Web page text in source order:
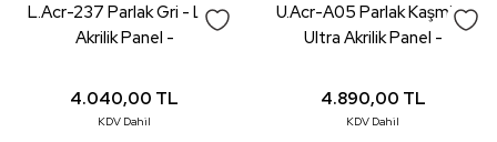
Ürün resmi kalitesiz, bozuk veya görüntülenemiyor.
Ürün bilgilerinde hatalar bulunuyor.
Ürün fiyatı diğer sitelerden daha pahalı.
L.Acr-237 Parlak Gri - Lux
Akrilik Panel -
4.040,00 TL
KDV Dahil
U.Acr-A05 Parlak Kaşmir -
Ultra Akrilik Panel -
4.890,00 TL
KDV Dahil